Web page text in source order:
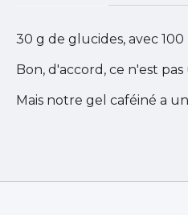
30 g de glucides, avec
Bon, d'accord, ce n'est
Mais notre gel caféiné a